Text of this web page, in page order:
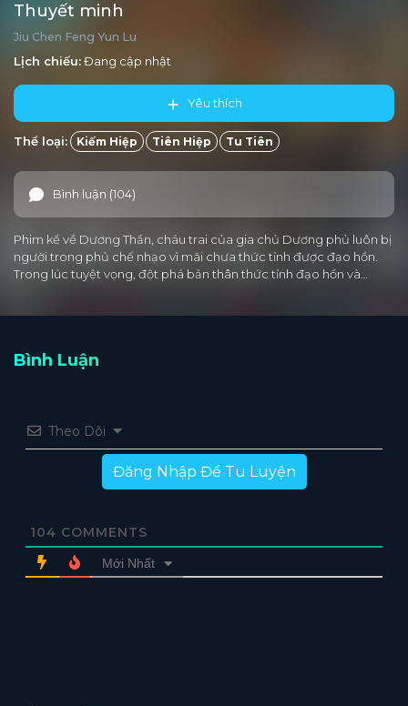
Thuyết minh
Jiu Chen Feng Yun Lu
Lịch chiếu:Đang cập nhật
Yêu thích
Thể loại: Kiếm Hiệp Tiên Hiệp Tu Tiên
Bình luận (104)
Phim kể về Dương Thần, cháu trai của gia chủ Dương phủ luôn bị
người trong phủ chế nhạo vì mãi chưa thức tỉnh được đạo hồn.
Trong lúc tuyệt vọng, đột phá bản thân thức tỉnh đạo hồn và…
Bình Luận
Theo Dõi
Đăng Nhập Để Tu Luyện
104 COMMENTS
Mới Nhất